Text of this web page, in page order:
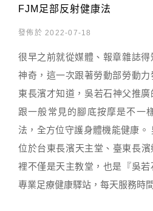
FJM足部反射健康法
發佈於 2022-07-18
很早之前就從媒體、報章雜誌
神奇，這一次跟著勞動部勞動
東長濱才知道，吳若石神父推廣
跟一般常見的腳底按摩是不一
法，全方位守護身體機能健康
位於台東長濱天主堂、臺東長
裡不僅是天主教堂，也是『吳若
專業足療健康驛站，每天服務時